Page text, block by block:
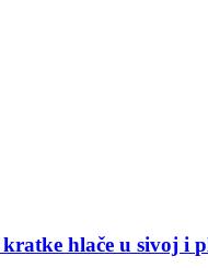
kratke hlače u sivoj i